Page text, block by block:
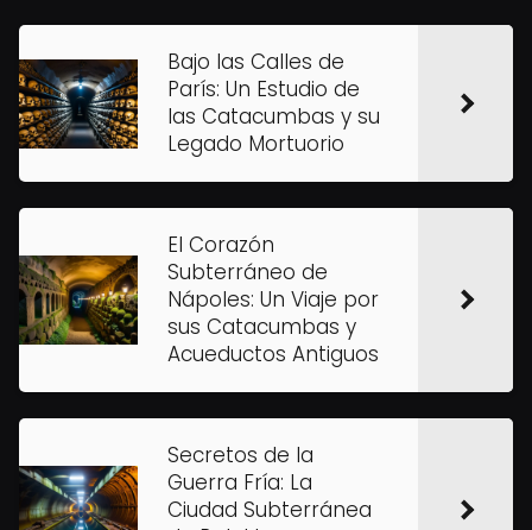
Bajo las Calles de
París: Un Estudio de
las Catacumbas y su
Legado Mortuorio
El Corazón
Subterráneo de
Nápoles: Un Viaje por
sus Catacumbas y
Acueductos Antiguos
Secretos de la
Guerra Fría: La
Ciudad Subterránea